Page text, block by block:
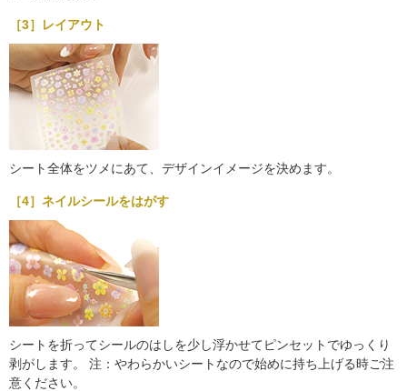
［3］レイアウト
シート全体をツメにあて、デザインイメージを決めます。
［4］ネイルシールをはがす
シートを折ってシールのはしを少し浮かせてピンセットでゆっくり
剥がします。 注：やわらかいシートなので始めに持ち上げる時ご注
意ください。